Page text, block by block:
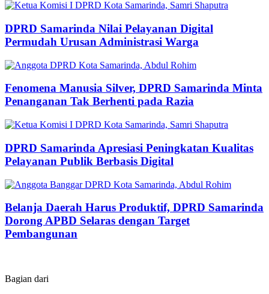
DPRD Samarinda Nilai Pelayanan Digital
Permudah Urusan Administrasi Warga
Fenomena Manusia Silver, DPRD Samarinda Minta
Penanganan Tak Berhenti pada Razia
DPRD Samarinda Apresiasi Peningkatan Kualitas
Pelayanan Publik Berbasis Digital
Belanja Daerah Harus Produktif, DPRD Samarinda
Dorong APBD Selaras dengan Target
Pembangunan
Bagian dari